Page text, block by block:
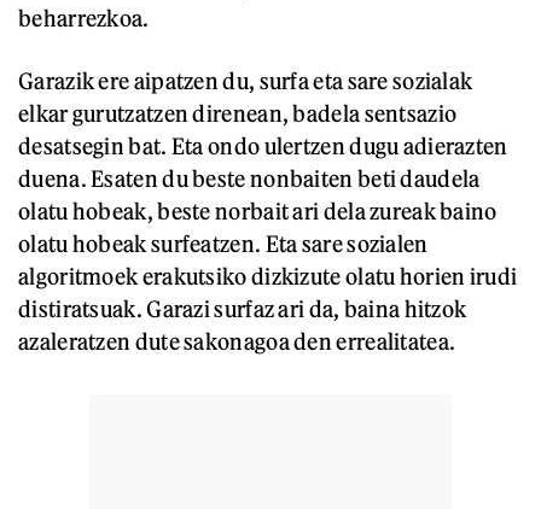
beharrezkoa.
Garazik ere aipatzen du, surfa eta sare sozialak
elkar gurutzatzen direnean, badela sentsazio
desatsegin bat. Eta ondo ulertzen dugu adierazten
duena. Esaten du beste nonbaiten beti daudela
olatu hobeak, beste norbait ari dela zureak baino
olatu hobeak surfeatzen. Eta sare sozialen
algoritmoek erakutsiko dizkizute olatu horien irudi
distiratsuak. Garazi surfaz ari da, baina hitzok
azaleratzen dute sakonagoa den errealitatea.